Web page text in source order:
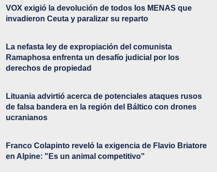
VOX exigió la devolución de todos los MENAS que
invadieron Ceuta y paralizar su reparto
La nefasta ley de expropiación del comunista
Ramaphosa enfrenta un desafío judicial por los
derechos de propiedad
Lituania advirtió acerca de potenciales ataques rusos
de falsa bandera en la región del Báltico con drones
ucranianos
Franco Colapinto reveló la exigencia de Flavio Briatore
en Alpine: "Es un animal competitivo"